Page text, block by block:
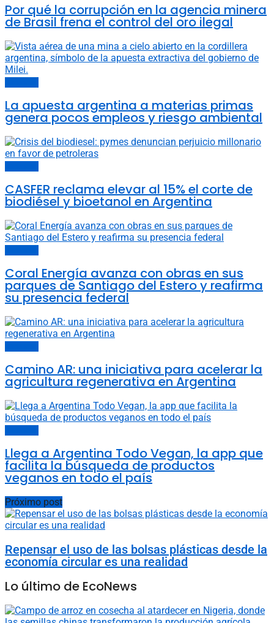
Por qué la corrupción en la agencia minera
de Brasil frena el control del oro ilegal
La apuesta argentina a materias primas
genera pocos empleos y riesgo ambiental
CASFER reclama elevar al 15% el corte de
biodiésel y bioetanol en Argentina
Coral Energía avanza con obras en sus
parques de Santiago del Estero y reafirma
su presencia federal
Camino AR: una iniciativa para acelerar la
agricultura regenerativa en Argentina
Llega a Argentina Todo Vegan, la app que
facilita la búsqueda de productos
veganos en todo el país
Próximo post
Repensar el uso de las bolsas plásticas desde la
economía circular es una realidad
Lo último de EcoNews